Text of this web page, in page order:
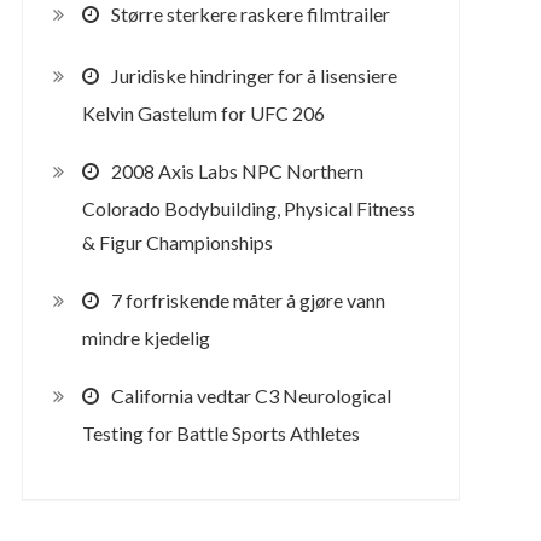
Større sterkere raskere filmtrailer
Juridiske hindringer for å lisensiere
Kelvin Gastelum for UFC 206
2008 Axis Labs NPC Northern
Colorado Bodybuilding, Physical Fitness
& Figur Championships
7 forfriskende måter å gjøre vann
mindre kjedelig
California vedtar C3 Neurological
Testing for Battle Sports Athletes